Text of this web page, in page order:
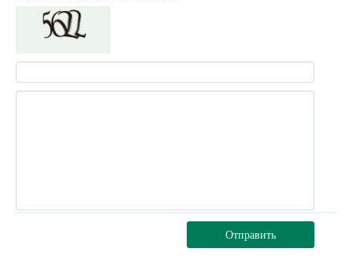
Отправить